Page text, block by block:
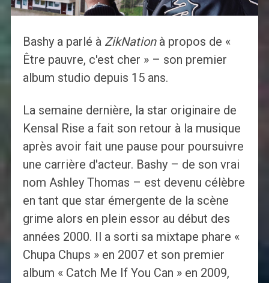
Bashy a parlé à ZikNationà propos de «
Être pauvre, c'est cher » – son premier
album studio depuis 15 ans.
La semaine dernière, la star originaire de
Kensal Rise a fait son retour à la musique
après avoir fait une pause pour poursuivre
une carrière d'acteur. Bashy – de son vrai
nom Ashley Thomas – est devenu célèbre
en tant que star émergente de la scène
grime alors en plein essor au début des
années 2000. Il a sorti sa mixtape phare «
Chupa Chups » en 2007 et son premier
album « Catch Me If You Can » en 2009,